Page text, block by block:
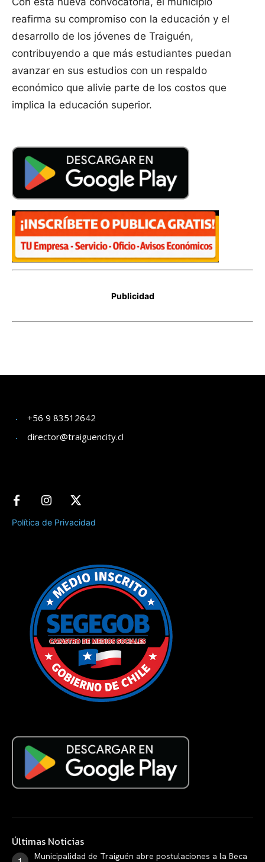
+56 9 83512642
director@traiguencity.cl
Política de Privacidad
Últimas Noticias
Municipalidad de Traiguén abre postulaciones a la Beca